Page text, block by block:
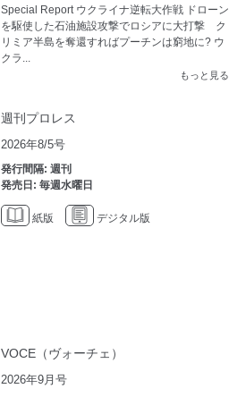
Special Report ウクライナ逆転大作戦 ドローン
を駆使した石油施設攻撃でロシアに大打撃 ク
リミア半島を奪還すればプーチンは窮地に? ウ
クラ...
もっと見る
週刊プロレス
2026年8/5号
発行間隔: 週刊
発売日: 毎週水曜日
紙版 デジタル版
VOCE（ヴォーチェ）
2026年9月号